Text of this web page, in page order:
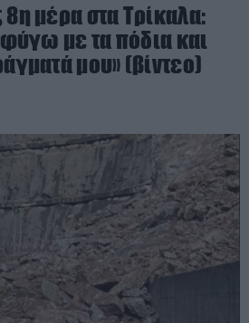
μέρα στα Τρίκαλα:
με τα πόδια και
μου» (βίντεο)